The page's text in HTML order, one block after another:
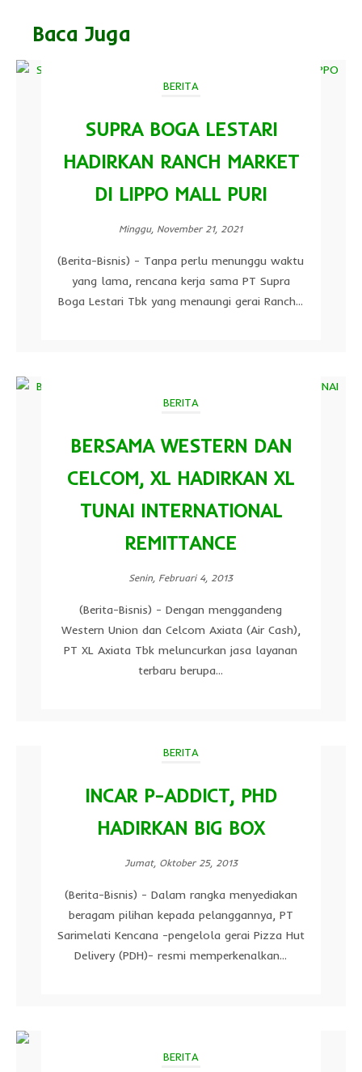
Baca Juga
BERITA
SUPRA BOGA LESTARI
HADIRKAN RANCH MARKET
DI LIPPO MALL PURI
Minggu, November 21, 2021
(Berita-Bisnis) - Tanpa perlu menunggu waktu
yang lama, rencana kerja sama PT Supra
Boga Lestari Tbk yang menaungi gerai Ranch...
BERITA
BERSAMA WESTERN DAN
CELCOM, XL HADIRKAN XL
TUNAI INTERNATIONAL
REMITTANCE
Senin, Februari 4, 2013
(Berita-Bisnis) - Dengan menggandeng
Western Union dan Celcom Axiata (Air Cash),
PT XL Axiata Tbk meluncurkan jasa layanan
terbaru berupa...
BERITA
INCAR P-ADDICT, PHD
HADIRKAN BIG BOX
Jumat, Oktober 25, 2013
(Berita-Bisnis) - Dalam rangka menyediakan
beragam pilihan kepada pelanggannya, PT
Sarimelati Kencana -pengelola gerai Pizza Hut
Delivery (PDH)- resmi memperkenalkan...
BERITA